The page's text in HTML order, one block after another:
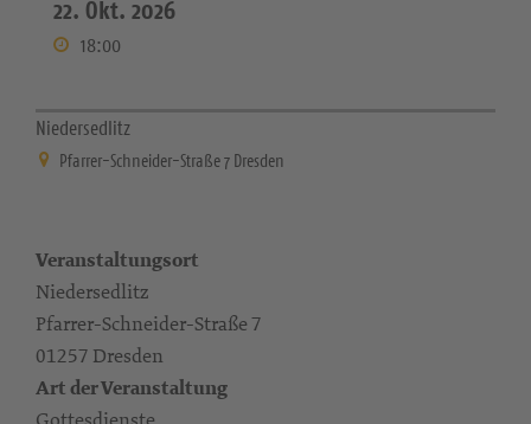
22. Okt. 2026
18:00
Niedersedlitz
Pfarrer-Schneider-Straße 7 Dresden
Veranstaltungsort
Niedersedlitz
Pfarrer-Schneider-Straße 7
01257 Dresden
Art der Veranstaltung